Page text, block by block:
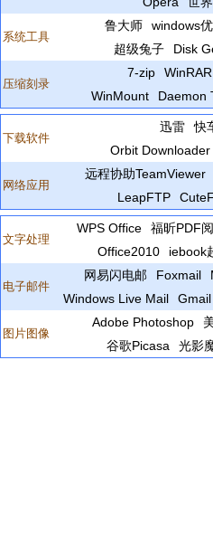
系统工具
鲁大师 windows
超级兔子
Disk
压缩刻录
7-zip WinRAR
WinMount
Daemon
下载软件
迅雷 快
Orbit Downloader
网络应用
远程协助TeamViewer
LeapFTP
文字处理
WPS Office 福昕PDF
Office2010
iebook
电子邮件
网易闪电邮 Foxmail
Windows Live Mail
图片图像
Adobe Photoshop
谷歌Picasa
光影